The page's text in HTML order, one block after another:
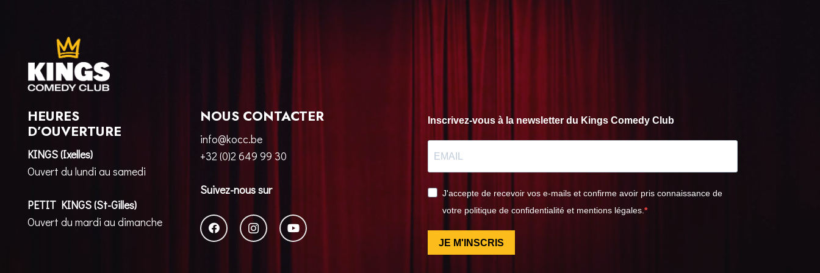
HEURES
D’OUVERTURE
KINGS (Ixelles)
Ouvert du lundi au samedi
PETIT KINGS (St-Gilles)
Ouvert du mardi au dimanche
NOUS CONTACTER
info@kocc.be
+32 (0)2 649 99 30
Suivez-nous sur
Inscrivez-vous à la newsletter du Kings Comedy Club
J'accepte de recevoir vos e-mails et confirme avoir pris connaissance de
votre politique de confidentialité et mentions légales.
JE M'INSCRIS